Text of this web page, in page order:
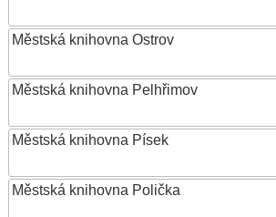
Městská knihovna Ostrov
Městská knihovna Pelhřimov
Městská knihovna Písek
Městská knihovna Polička